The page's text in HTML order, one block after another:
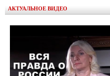
АКТУАЛЬНОЕ ВИДЕО